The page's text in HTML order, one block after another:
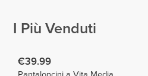
I Più Venduti
€39.99